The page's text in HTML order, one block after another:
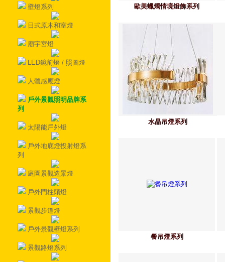
壁燈系列
日式原木和室燈
廟宇宮燈
LED鏡前燈 / 照圖燈
人體感應燈
戶外景觀照明品牌系
列
太陽能戶外燈
戶外地底燈投射燈系
列
庭園景觀造景燈
戶外門柱頭燈
景觀步道燈
戶外景觀壁燈系列
景觀路燈系列
歐美蠟燭情境燈飾系列
水晶吊燈系列
餐吊燈系列